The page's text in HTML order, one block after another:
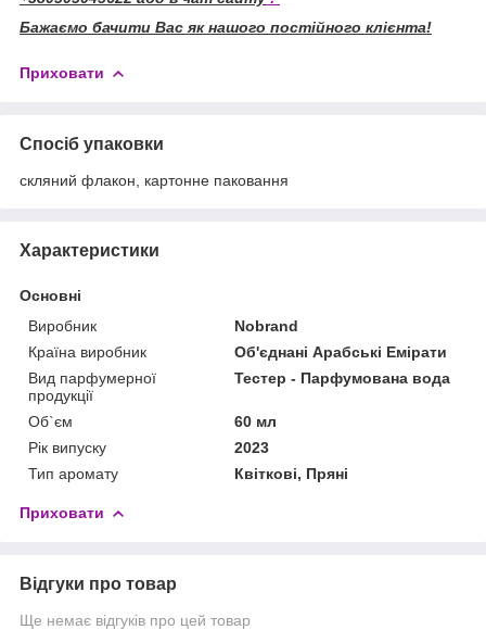
Бажаємо бачити Вас як нашого постійного клієнта!
Приховати
Спосіб упаковки
скляний флакон, картонне паковання
Характеристики
Основні
Виробник
Nobrand
Країна виробник
Об'єднані Арабські Емірати
Вид парфумерної
продукції
Тестер - Парфумована вода
Об`єм
60 мл
Рік випуску
2023
Тип аромату
Квіткові, Пряні
Приховати
Відгуки про товар
Ще немає відгуків про цей товар